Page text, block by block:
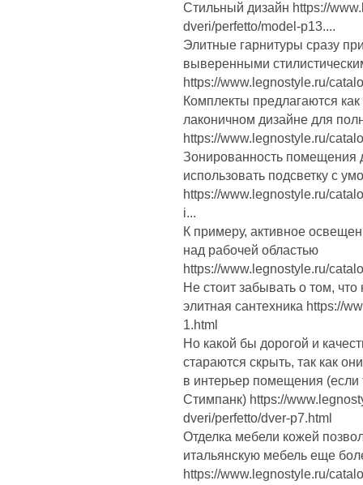
Стильный дизайн https://
dveri/perfetto/model-p13....
Элитные гарнитуры сразу
выверенными
https://www.legnostyle.ru/
Комплекты предлагаются
лаконичном дизайне для
https://www.legnostyle.ru/
Зонированность помещения
использовать подсветку с
https://www.legnostyle.ru/
i...
К примеру, активное
над рабочей областью
https://www.legnostyle.ru/
Не стоит забывать о том,
элитная сантехника https://
1.html
Но какой бы дорогой и
стараются скрыть, так как
в интерьер помещения (если
Стимпанк) https://
dveri/perfetto/dver-p7.html
Отделка мебели кожей
итальянскую мебель еще
https://www.legnostyle.ru/